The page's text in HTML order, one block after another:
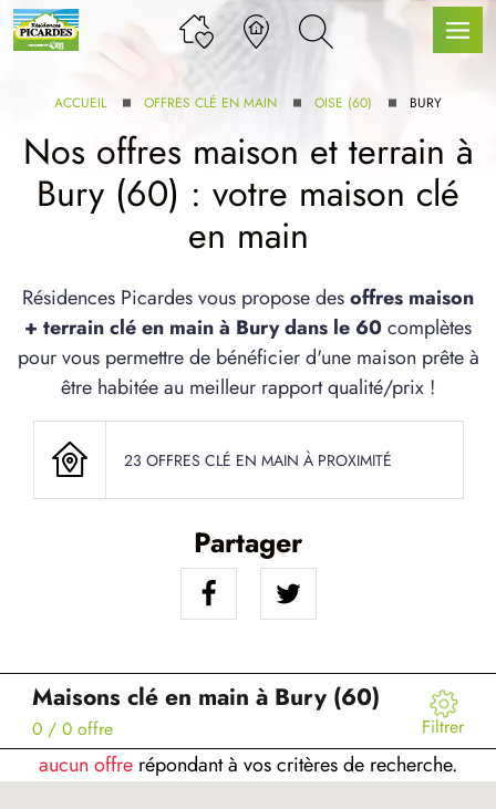
GAMME
SERVICE BDL EXTENSION
ARTICLES
ACCUEIL OFFRES CLÉ EN MAIN OISE (60) BURY
Nos offres maison et terrain à
Bury (60) : votre maison clé
en main
Résidences Picardes vous propose desoffres maison
+ terrain clé en main à Bury dans le 60complètes
pour vous permettre de bénéficier d'une maison prête à
être habitée au meilleur rapport qualité/prix !
23 OFFRES CLÉ EN MAIN À PROXIMITÉ
Partager
Maisons clé en main à Bury (60)
0 / 0 offre Filtrer
aucun offre répondant à vos critères de recherche.